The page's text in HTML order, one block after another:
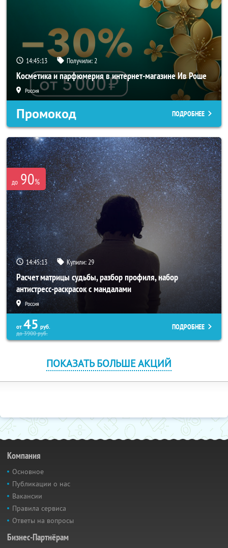
14:45:12 Получили:2
Косметика и парфюмерия в интернет-магазине Ив Роше
Россия
Промокод ПОДРОБНЕЕ
до 90%
14:45:12 Купили:29
Расчет матрицы судьбы, разбор профиля, набор
антистресс-раскрасок с мандалами
Россия
от 45 руб.
до3900руб.
ПОДРОБНЕЕ
ПОКАЗАТЬ БОЛЬШЕ АКЦИЙ
Компания
Основное
Публикации о нас
Вакансии
Правила сервиса
Ответы на вопросы
Бизнес-Партнёрам